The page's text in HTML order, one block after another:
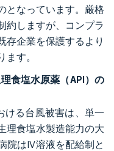
となっています。厳格
約しますが、コンプラ
存企業を保護するより
す。
食塩水原薬（API）の
ける台風被害は、単一
理食塩水製造能力の大
院はIV溶液を配給制と